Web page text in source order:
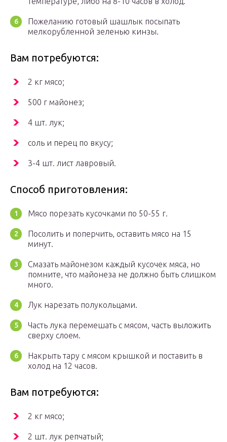
Пожеланию готовый шашлык посыпать
мелкорубленной зеленью кинзы.
Вам потребуются:
2 кг мясо;
500 г майонез;
4 шт. лук;
соль и перец по вкусу;
3-4 шт. лист лавровый.
Способ приготовления:
Мясо порезать кусочками по 50-55 г.
Посолить и поперчить, оставить мясо на 15
минут.
Смазать майонезом каждый кусочек мяса, но
помните, что майонеза не должно быть слишком
много.
Лук нарезать полукольцами.
Часть лука перемешать с мясом, часть выложить
сверху слоем.
Накрыть тару с мясом крышкой и поставить в
холод на 12 часов.
Вам потребуются:
2 кг мясо;
2 шт. лук репчатый;